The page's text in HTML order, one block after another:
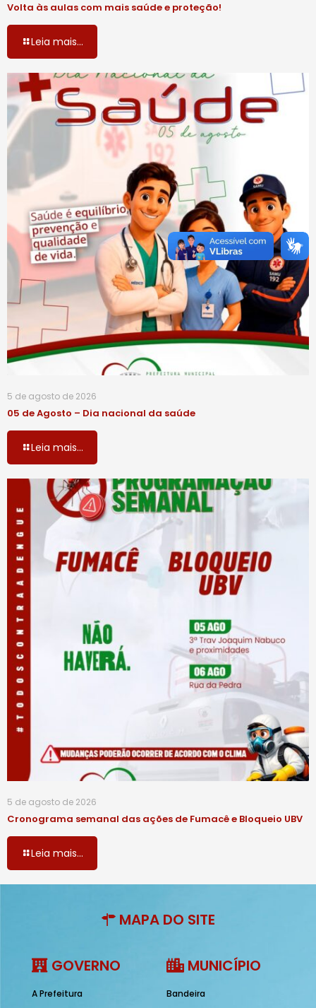
Volta às aulas com mais saúde e proteção!
Leia mais...
5 de agosto de 2026
05 de Agosto – Dia nacional da saúde
Leia mais...
5 de agosto de 2026
Cronograma semanal das ações de Fumacê e Bloqueio UBV
Leia mais...
MAPA DO SITE
GOVERNO
A Prefeitura
MUNICÍPIO
Bandeira